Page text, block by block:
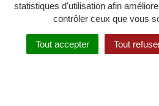
statistiques d'utilisation afin
contrôler ceux que vous
Tout accepter Tout
Politique de
Crédits